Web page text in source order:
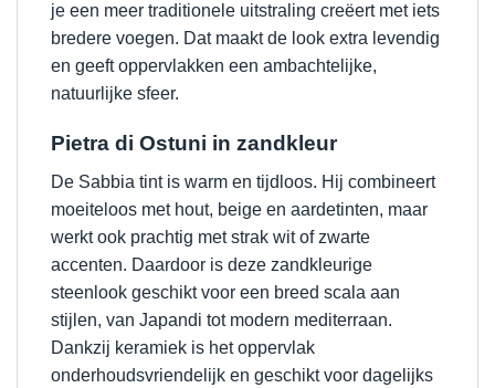
je een meer traditionele uitstraling creëert met iets
bredere voegen. Dat maakt de look extra levendig
en geeft oppervlakken een ambachtelijke,
natuurlijke sfeer.
Pietra di Ostuni in zandkleur
De Sabbia tint is warm en tijdloos. Hij combineert
moeiteloos met hout, beige en aardetinten, maar
werkt ook prachtig met strak wit of zwarte
accenten. Daardoor is deze zandkleurige
steenlook geschikt voor een breed scala aan
stijlen, van Japandi tot modern mediterraan.
Dankzij keramiek is het oppervlak
onderhoudsvriendelijk en geschikt voor dagelijks